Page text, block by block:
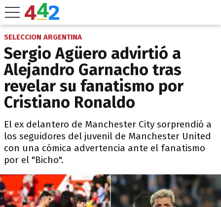
SELECCION ARGENTINA
Sergio Agüero advirtió a
Alejandro Garnacho tras
revelar su fanatismo por
Cristiano Ronaldo
El ex delantero de Manchester City sorprendió a
los seguidores del juvenil de Manchester United
con una cómica advertencia ante el fanatismo
por el "Bicho".